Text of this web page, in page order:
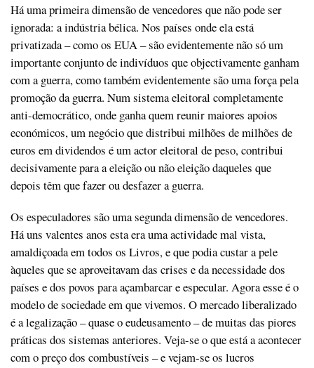
Há uma primeira dimensão de vencedores que não pode ser
ignorada: a indústria bélica. Nos países onde ela está
privatizada – como os EUA – são evidentemente não só um
importante conjunto de indivíduos que objectivamente ganham
com a guerra, como também evidentemente são uma força pela
promoção da guerra. Num sistema eleitoral completamente
anti-democrático, onde ganha quem reunir maiores apoios
económicos, um negócio que distribui milhões de milhões de
euros em dividendos é um actor eleitoral de peso, contribui
decisivamente para a eleição ou não eleição daqueles que
depois têm que fazer ou desfazer a guerra.
Os especuladores são uma segunda dimensão de vencedores.
Há uns valentes anos esta era uma actividade mal vista,
amaldiçoada em todos os Livros, e que podia custar a pele
àqueles que se aproveitavam das crises e da necessidade dos
países e dos povos para açambarcar e especular. Agora esse é o
modelo de sociedade em que vivemos. O mercado liberalizado
é a legalização – quase o eudeusamento – de muitas das piores
práticas dos sistemas anteriores. Veja-se o que está a acontecer
com o preço dos combustíveis – e vejam-se os lucros